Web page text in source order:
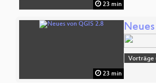
23 min
23 min
Vorträge